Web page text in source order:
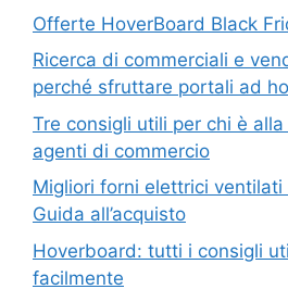
Offerte HoverBoard Black
Ricerca di commerciali e
perché sfruttare portali ad
Tre consigli utili per chi è
agenti di commercio
Migliori forni elettrici ventilati
Guida all’acquisto
Hoverboard: tutti i consigli
facilmente